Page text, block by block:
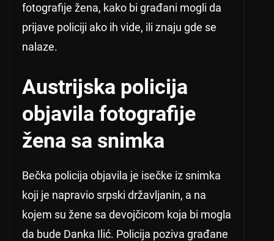
fotografije žena, kako bi građani mogli da
prijave policiji ako ih vide, ili znaju gde se
nalaze.
Austrijska policija
objavila fotografije
žena sa snimka
Bečka policija objavila je isečke iz snimka
koji je napravio srpski državljanin, a na
kojem su žene sa devojčicom koja bi mogla
da bude Danka Ilić. Policija poziva građane